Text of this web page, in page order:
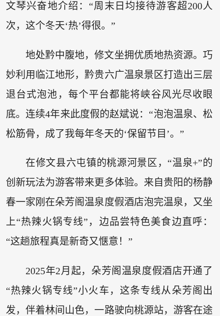
文琴兴奋地介绍：“周末日均接待游客超200人
次，这个冬天‘热’得很。”
地处黔中腹地，修文坐拥优质地热资源。巧
妙利用临江地形，黔贵六广温泉景区打造出三层
退台式泡池，每个平台都能将峡谷风光尽收眼
底。连续4年来此度假的赵斌说：“泡泡温泉、松
松筋骨，成了我每年冬天的‘保留节目’。”
在修文县六屯镇的桃源河景区，“温泉+”的
创新玩法为游客带来更多体验。来自贵阳的杨静
春一家刚在朵芳阁温泉度假酒店泡完温泉，又坐
上“热辣火锅专线”，边品尝特色美食边直呼：
“这趟旅程真是新奇又惬意！”
2025年2月起，朵芳阁温泉度假酒店开通了
“热辣火锅专线”小火车，这条专线从朵芳阁出
发，伴着林间山色，一路驶向桃源站，游客在途